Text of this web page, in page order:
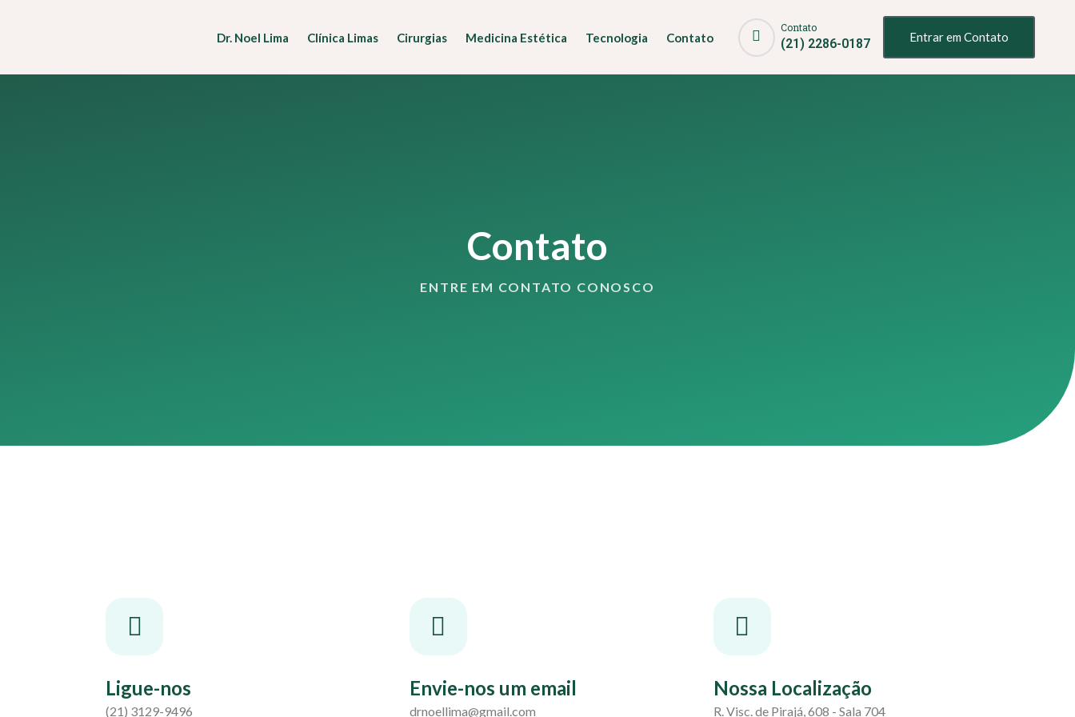
Dr. Noel Lima Clínica Limas Cirurgias Medicina Estética Tecnologia Contato
Contato
(21) 2286-0187 Entrar em Contato
Contato
ENTRE EM CONTATO CONOSCO
Ligue-nos
(21) 3129-9496
Envie-nos um email
drnoellima@gmail.com
Nossa Localização
R. Visc. de Pirajá, 608 - Sala 704